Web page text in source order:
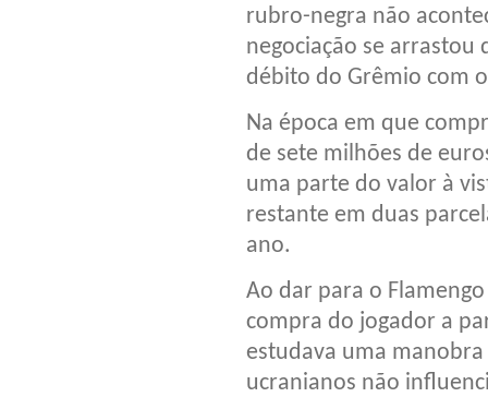
rubro-negra não
negociação se arrastou
débito do Grêmio com
Na época em que
de sete milhões de
uma parte do valor à
restante em duas
ano.
Ao dar para o
compra do jogador a
estudava uma
ucranianos não